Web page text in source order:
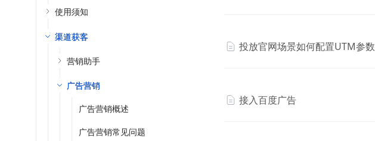
使用须知
渠道获客
营销助手
广告营销
广告营销概述
广告营销常见问题
投放官网场景如何配置UTM参数
接入百度广告